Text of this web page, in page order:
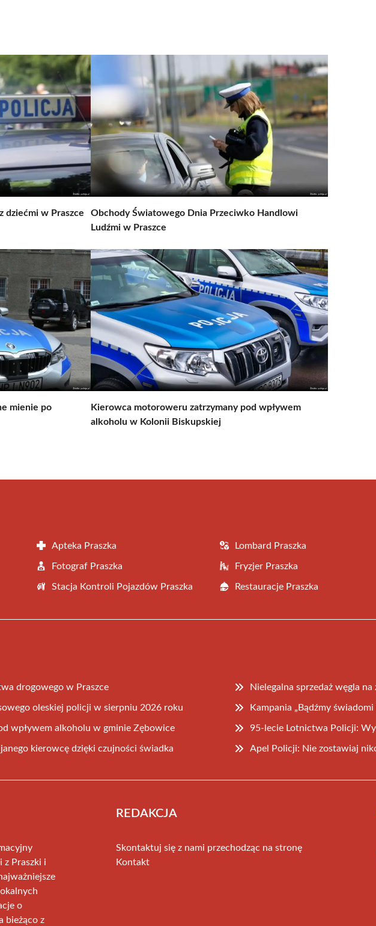
dziećmi w Praszce
Obchody Światowego Dnia Przeciwko Handlowi
Ludźmi w Praszce
mienie po
Kierowca motoroweru zatrzymany pod wpływem
alkoholu w Kolonii Biskupskiej
Apteka Praszka Lombard Praszka
Fotograf Praszka Fryzjer Praszka
Stacja Kontroli Pojazdów Praszka Restauracje Praszka
drogowego w Praszce Nielegalna sprzedaż węgla
oleskiej policji w sierpniu 2026 roku Kampania „Bądźmy
wpływem alkoholu w gminie Zębowice 95-lecie Lotnictwa Policji:
kierowcę dzięki czujności świadka Apel Policji: Nie zostawiaj
z Praszki i
o
bieżąco z
REDAKCJA
Skontaktuj się z nami przechodząc na stronę
Kontakt